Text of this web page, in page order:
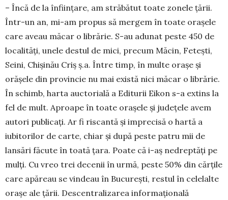
– Încă de la înființare, am străbătut toate zonele țării.
Într-un an, mi-am propus să mergem în toate orașele
care aveau măcar o librărie. S-au adunat peste 450 de
localități, unele destul de mici, precum Măcin, Fetești,
Seini, Chișinău Criș ș.a. Între timp, în multe orașe și
orășele din provincie nu mai există nici măcar o librărie.
În schimb, harta auctorială a Editurii Eikon s-a extins la
fel de mult. Aproape în toate orașele și județele avem
autori publicați. Ar fi riscantă și imprecisă o hartă a
iubitorilor de carte, chiar și după peste patru mii de
lansări făcute în toată țara. Poate că i-aș nedreptăți pe
mulți. Cu vreo trei decenii în urmă, peste 50% din cărțile
care apăreau se vindeau în București, restul în celelalte
orașe ale țării. Descentralizarea informațională